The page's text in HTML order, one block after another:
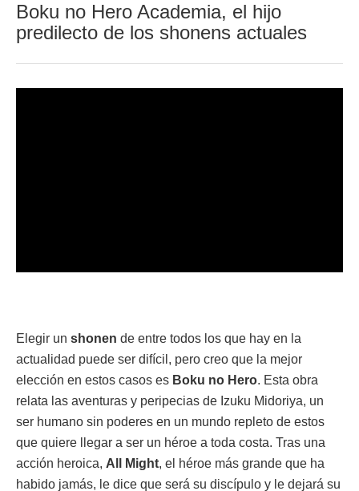
Boku no Hero Academia, el hijo
predilecto de los shonens actuales
Elegir un shonen de entre todos los que hay en la
actualidad puede ser difícil, pero creo que la mejor
elección en estos casos es Boku no Hero. Esta obra
relata las aventuras y peripecias de Izuku Midoriya, un
ser humano sin poderes en un mundo repleto de estos
que quiere llegar a ser un héroe a toda costa. Tras una
acción heroica, All Might, el héroe más grande que ha
habido jamás, le dice que será su discípulo y le dejará su